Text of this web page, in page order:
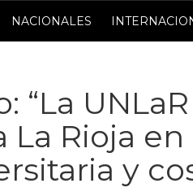
NACIONALES
“La UNLaR
Rioja en
y